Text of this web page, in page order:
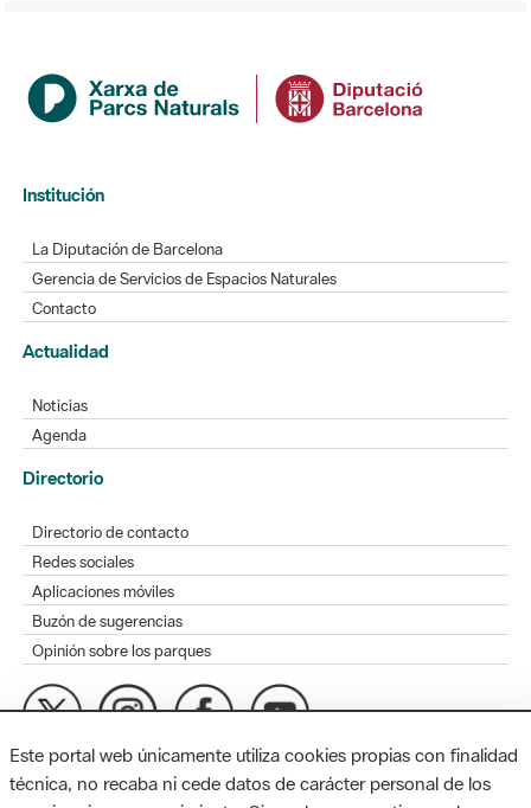
Institución
La Diputación de Barcelona
Gerencia de Servicios de Espacios Naturales
Contacto
Actualidad
Noticias
Agenda
Directorio
Directorio de contacto
Redes sociales
Aplicaciones móviles
Buzón de sugerencias
Opinión sobre los parques
MAPA WEB AVISO LEGAL ACCESIBILIDAD
Este portal web únicamente utiliza cookies propias con finalidad
técnica, no recaba ni cede datos de carácter personal de los